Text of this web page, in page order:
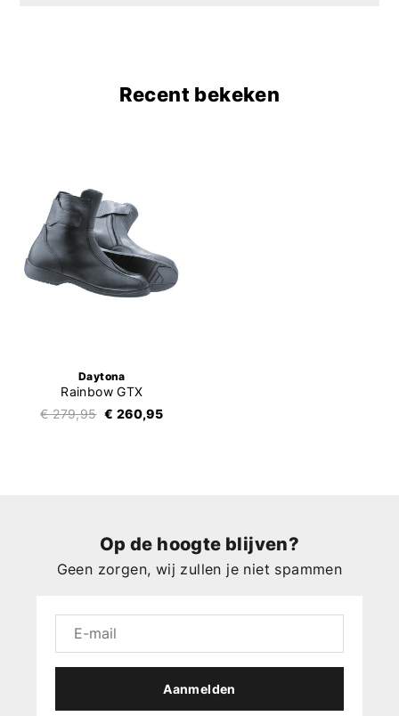
Recent bekeken
Daytona
Rainbow GTX
€ 279,95 € 260,95
Op de hoogte blijven?
Geen zorgen, wij zullen je niet spammen
Aanmelden